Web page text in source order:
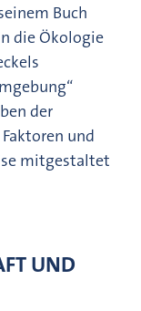
Buch
die Ökologie
der
und
mitgestaltet
UND